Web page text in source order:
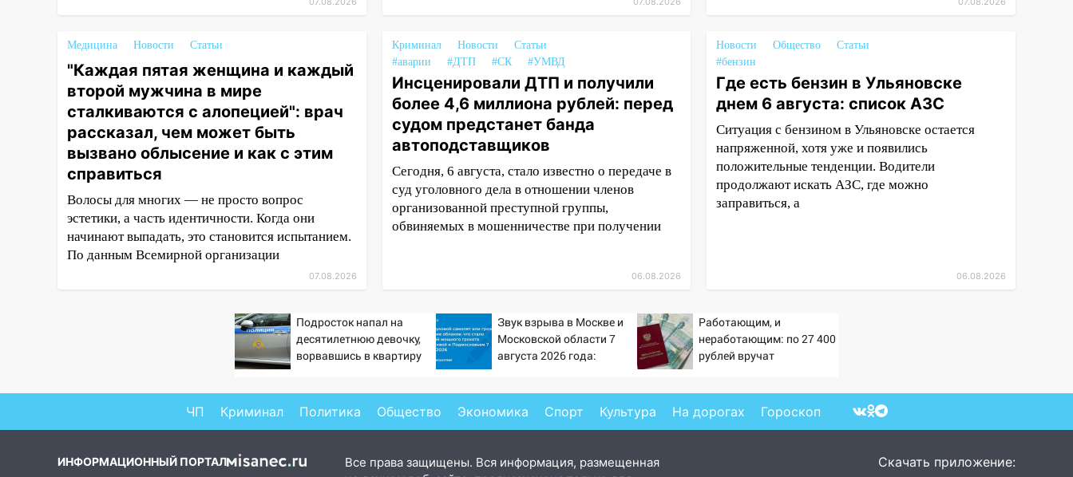
золота в составе сборной мира
11:16 В Ульяновске открыли
памятную доску декабристу
Кондратию Рылееву
10:40 В Ульяновске спасатели
ночью нашли потерявшегося в
заброшенных садах 79-летнего
мужчину
10:26 На нескольких улицах
Ульяновска временно
отключили холодную воду
схемы при ЦГКБ отправили в
Ночью беспилотники
уверовала в Бога в СИЗО
Медицина Новости Статьи
"Каждая пятая женщина и каждый
второй мужчина в мире
сталкиваются с алопецией": врач
рассказал, чем может быть
вызвано облысение и как с этим
справиться
Волосы для многих — не просто вопрос
эстетики, а часть идентичности. Когда они
начинают выпадать, это становится испытанием.
По данным Всемирной организации
07.08.2026
Криминал Новости
Статьи
#аварии
#ДТП #СК #УМВД
Инсценировали ДТП и получили
более 4,6 миллиона рублей: перед
судом предстанет банда
автоподставщиков
Сегодня, 6 августа, стало известно о передаче в
суд уголовного дела в отношении членов
организованной преступной группы,
обвиняемых в мошенничестве при получении
06.08.2026
Новости Общество
Статьи
#бензин
Где есть бензин в Ульяновске
днем 6 августа: список АЗС
Ситуация с бензином в Ульяновске остается
напряженной, хотя уже и появились
положительные тенденции. Водители
продолжают искать АЗС, где можно
заправиться, а
06.08.2026
Подросток напал на
десятилетнюю девочку,
ворвавшись в квартиру
Звук взрыва в Москве и
Московской области 7
августа 2026 года:
хлопок
Работающим, и
неработающим: по 27 400
рублей вручат
ЧП Криминал Политика Общество Экономика Спорт Культура На дорогах Гороскоп
ИНФОРМАЦИОННЫЙ ПОРТАЛ
Все права защищены. Вся информация, размещенная
Скачать приложение: